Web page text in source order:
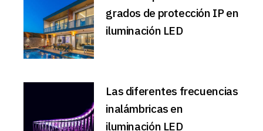
grados de protección IP en
iluminación LED
Las diferentes frecuencias
inalámbricas en
iluminación LED